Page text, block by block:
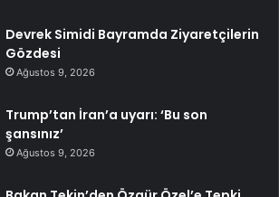
Devrek Simidi Bayramda Ziyaretçilerin
Gözdesi
Ağustos 9, 2026
Trump’tan İran’a uyarı: ‘Bu son
şansınız’
Ağustos 9, 2026